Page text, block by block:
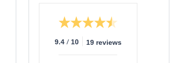
9.4 / 10 19 reviews